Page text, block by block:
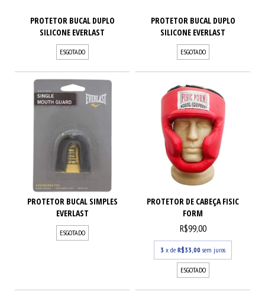
PROTETOR BUCAL DUPLO
SILICONE EVERLAST
ESGOTADO
PROTETOR BUCAL DUPLO
SILICONE EVERLAST
ESGOTADO
PROTETOR BUCAL SIMPLES
EVERLAST
ESGOTADO
PROTETOR DE CABEÇA FISIC
FORM
R$99,00
3 x de R$33,00 sem juros
ESGOTADO